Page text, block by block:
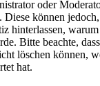
oder
Diese können
hinterlassen,
Bitte beachte,
löschen können,
hat.